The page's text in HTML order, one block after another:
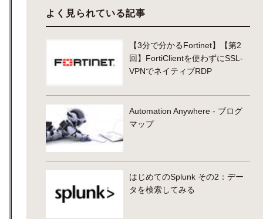
よく見られている記事
【3分で分かるFortinet】【第2
回】FortiClientを使わずにSSL-
VPNでネイティブRDP
Automation Anywhere - ブログ
マップ
はじめてのSplunk その2：デー
タを検索してみる